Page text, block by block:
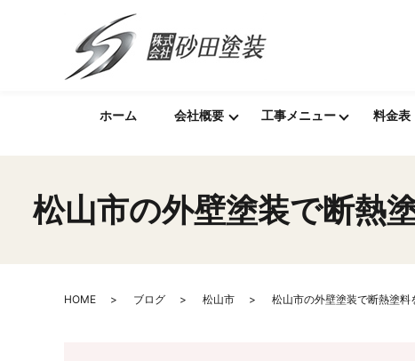
ホーム 会社概要 工事メニュー 料金表
松山市の外壁塗装で断熱
HOME ブログ 松山市 松山市の外壁塗装で断熱塗